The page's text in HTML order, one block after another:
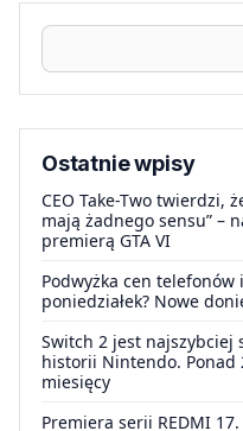
Ostatnie wpisy
CEO Take-Two twierdzi,
mają żadnego sensu” –
premierą GTA VI
Podwyżka cen telefonów
poniedziałek? Nowe
Switch 2 jest najszybciej
historii Nintendo. Ponad
miesięcy
Premiera serii REDMI